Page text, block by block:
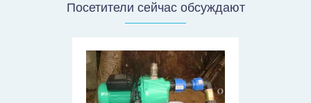
Посетители сейчас обсуждают